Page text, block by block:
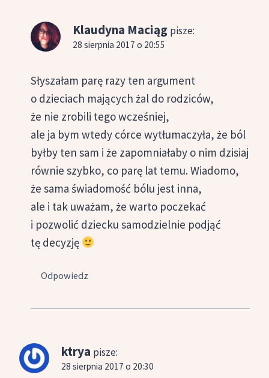
Klaudyna Maciąg pisze:
28 sierpnia 2017 o 20:55
Słyszałam parę razy ten argument
o dzieciach mających żal do rodziców,
że nie zrobili tego wcześniej,
ale ja bym wtedy córce wytłumaczyła, że ból
byłby ten sam i że zapomniałaby o nim dzisiaj
równie szybko, co parę lat temu. Wiadomo,
że sama świadomość bólu jest inna,
ale i tak uważam, że warto poczekać
i pozwolić dziecku samodzielnie podjąć
tę decyzję
Odpowiedz
ktrya pisze:
28 sierpnia 2017 o 20:30